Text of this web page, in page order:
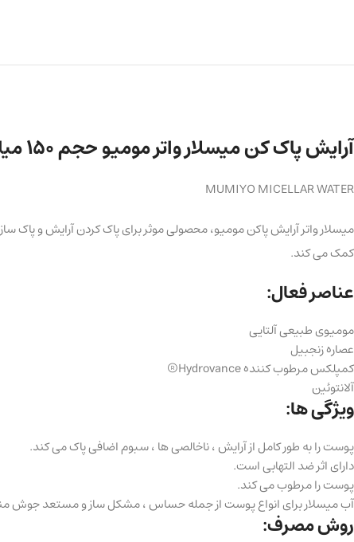
آرایش پاک کن میسلار واتر مومیو حجم ۱۵۰ میلی لیتر
MUMIYO MICELLAR WATER
میسلار واتر آرایش پاکن مومیو، محصولی موثر برای پاک کردن آرایش
کمک می کند.
عناصر فعال:
مومیوی طبیعی آلتایی
عصاره زنجبیل
کمپلکس مرطوب کننده Hydrovance®
آلانتوئین
ویژگی ها:
پوست را به طور کامل از آرایش ، ناخالصی ها ، سبوم اضافی پاک می کند.
دارای اثر ضد التهابی است.
پوست را مرطوب می کند.
آب میسلار برای انواع پوست از جمله حساس ، مشکل ساز و مستعد جوش
روش مصرف: